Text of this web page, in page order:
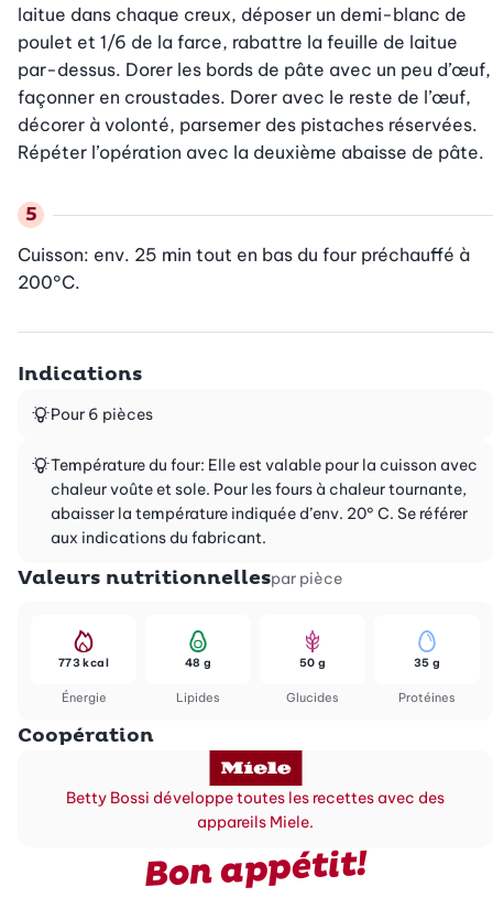
laitue dans chaque creux, déposer un demi-blanc de
poulet et 1/6 de la farce, rabattre la feuille de laitue
par-dessus. Dorer les bords de pâte avec un peu d’œuf,
façonner en croustades. Dorer avec le reste de l’œuf,
décorer à volonté, parsemer des pistaches réservées.
Répéter l’opération avec la deuxième abaisse de pâte.
Cuisson: env. 25 min tout en bas du four préchauffé à
200°C.
Indications
Pour 6 pièces
Température du four: Elle est valable pour la cuisson avec
chaleur voûte et sole. Pour les fours à chaleur tournante,
abaisser la température indiquée d’env. 20° C. Se référer
aux indications du fabricant.
Valeurs nutritionnellespar pièce
Énergie
773 kcal
Lipides
48 g
Glucides
50 g
Protéines
35 g
Coopération
Betty Bossi développe toutes les recettes avec des
appareils Miele.
Bon appétit!